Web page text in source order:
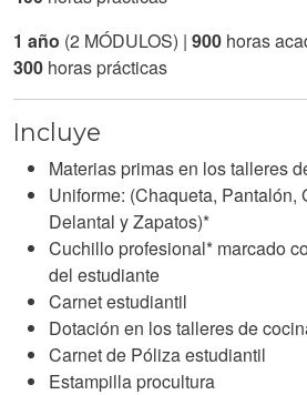
1 año (2 MÓDULOS) | 900 horas
300 horas prácticas
Incluye
Materias primas en los talleres
Uniforme: (Chaqueta, Pantalón,
Delantal y Zapatos)*
Cuchillo profesional* marcado
del estudiante
Carnet estudiantil
Dotación en los talleres de
Carnet de Póliza estudiantil
Estampilla procultura